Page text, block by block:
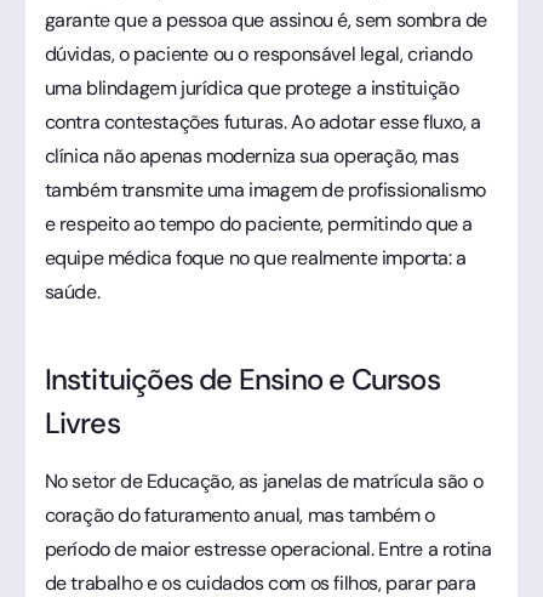
garante que a pessoa que assinou é, sem sombra de
dúvidas, o paciente ou o responsável legal, criando
uma blindagem jurídica que protege a instituição
contra contestações futuras. Ao adotar esse fluxo, a
clínica não apenas moderniza sua operação, mas
também transmite uma imagem de profissionalismo
e respeito ao tempo do paciente, permitindo que a
equipe médica foque no que realmente importa: a
saúde.
Instituições de Ensino e Cursos
Livres
No setor de Educação, as janelas de matrícula são o
coração do faturamento anual, mas também o
período de maior estresse operacional. Entre a rotina
de trabalho e os cuidados com os filhos, parar para